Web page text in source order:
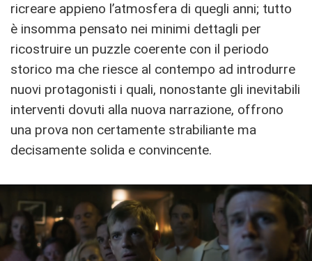
ricreare appieno l’atmosfera di quegli anni; tutto
è insomma pensato nei minimi dettagli per
ricostruire un puzzle coerente con il periodo
storico ma che riesce al contempo ad introdurre
nuovi protagonisti i quali, nonostante gli inevitabili
interventi dovuti alla nuova narrazione, offrono
una prova non certamente strabiliante ma
decisamente solida e convincente.